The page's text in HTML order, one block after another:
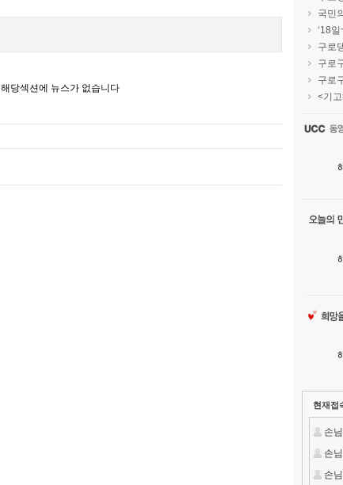
해당섹션에 뉴스가 없습니다
국민
‘18
구로
구로
구로
<기
현재접